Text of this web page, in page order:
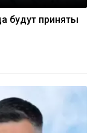
будут приняты